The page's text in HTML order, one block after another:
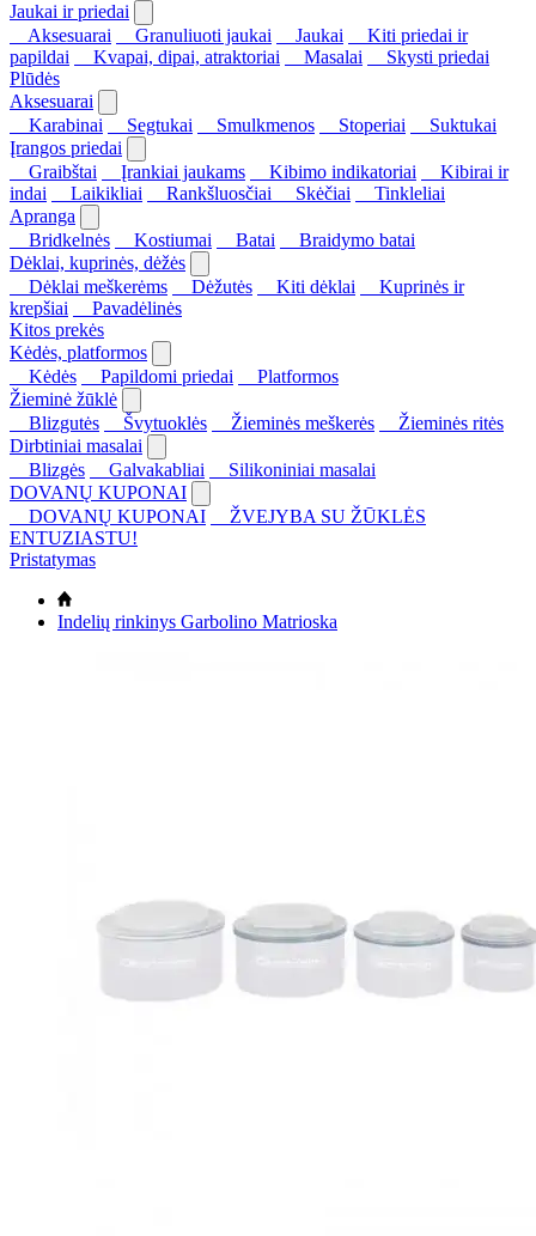
Jaukai ir priedai
Aksesuarai
Granuliuoti jaukai Jaukai
Kiti priedai ir
papildai
Kvapai, dipai, atraktoriai Masalai
Skysti priedai
Plūdės
Aksesuarai
Karabinai
Segtukai Smulkmenos Stoperiai
Suktukai
Įrangos priedai
Graibštai
Įrankiai jaukams Kibimo indikatoriai
Kibirai ir
indai
Laikikliai Rankšluosčiai Skėčiai
Tinkleliai
Apranga
Bridkelnės
Kostiumai Batai
Braidymo batai
Dėklai, kuprinės, dėžės
Dėklai meškerėms
Dėžutės Kiti dėklai
Kuprinės ir
krepšiai
Pavadėlinės
Kitos prekės
Kėdės, platformos
Kėdės
Papildomi priedai
Platformos
Žieminė žūklė
Blizgutės
Švytuoklės Žieminės meškerės
Žieminės ritės
Dirbtiniai masalai
Blizgės
Galvakabliai
Silikoniniai masalai
DOVANŲ KUPONAI
DOVANŲ KUPONAI
ŽVEJYBA SU ŽŪKLĖS
ENTUZIASTU!
Pristatymas
Indelių rinkinys Garbolino Matrioska